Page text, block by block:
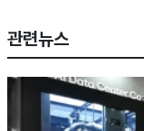
관련뉴스